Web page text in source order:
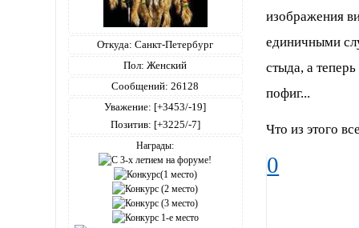
Откуда: Санкт-Петербург
Пол: Женский
Сообщений: 26128
Уважение: [+3453/-19]
Позитив: [+3225/-7]
Награды:
изображения
единичными
стыда, а
пофиг...
Что из этого
0